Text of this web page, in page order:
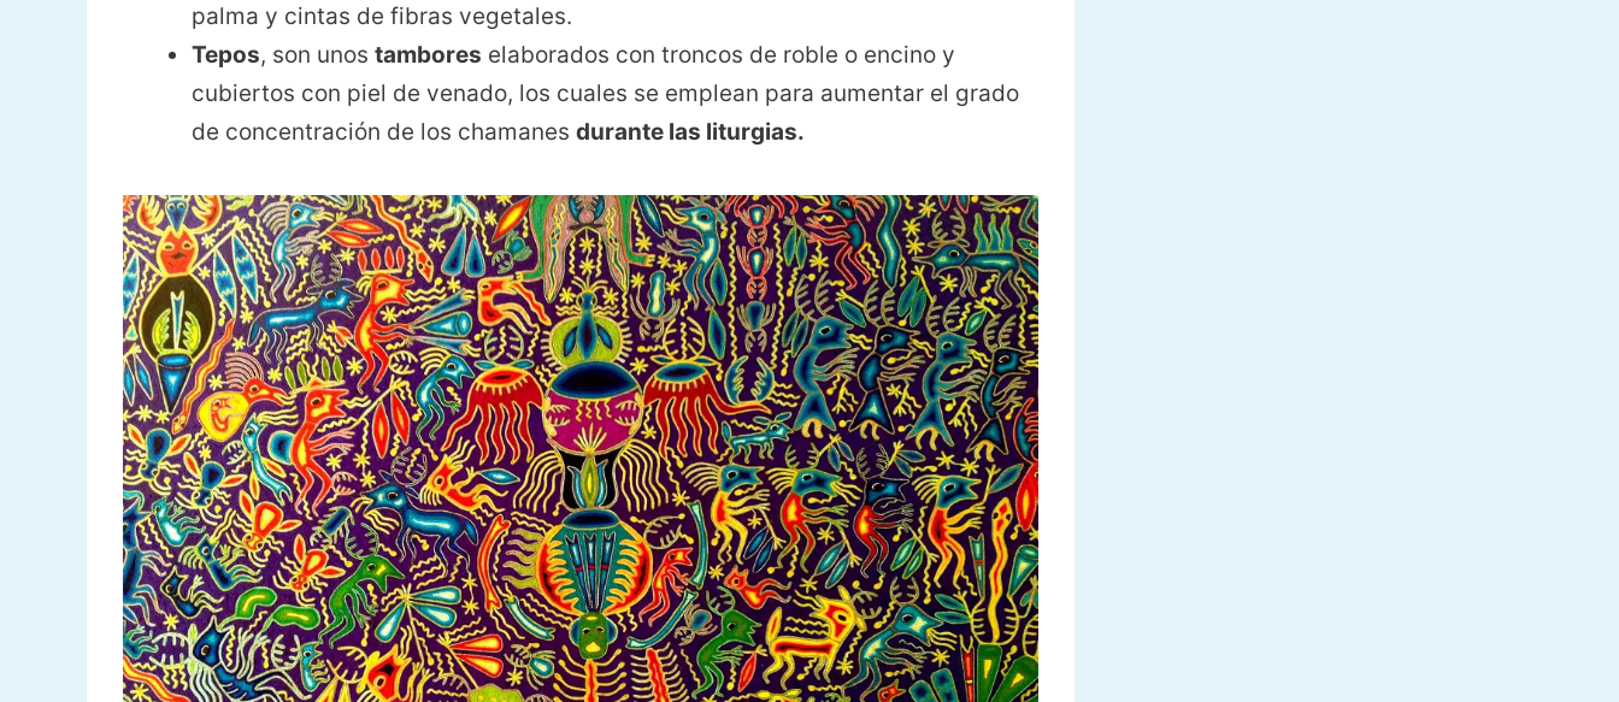
palma y cintas de fibras vegetales.
Tepos, son unos tambores elaborados con troncos de roble o encino y
cubiertos con piel de venado, los cuales se emplean para aumentar el grado
de concentración de los chamanes durante las liturgias.